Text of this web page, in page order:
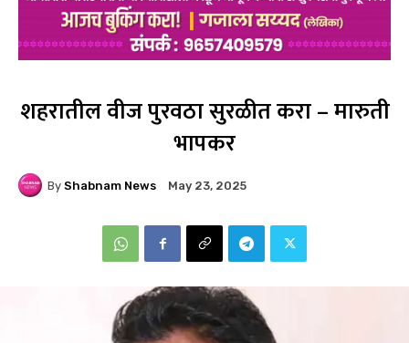
शहरातील वीज पुरवठा सुरळीत करा – मारुती
भापकर
By Shabnam News May 23, 2025